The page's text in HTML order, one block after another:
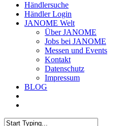
Händlersuche
Händler Login
JANOME Welt
Über JANOME
Jobs bei JANOME
Messen und Events
Kontakt
Datenschutz
Impressum
BLOG